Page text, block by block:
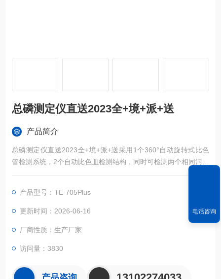
总磷测定仪直送2023全+境+派+送
产品简介
总磷测定仪直送2023全+境+派+送采用1个360°自动旋转式比色
管检测系统，2个自动比色皿检测结构，同时可检测两个相同污染
物的水样，双温区消解模块，独立温控，数字化集成系统，彩色
内置高容量锂电池。
产品型号：TE-705Plus
更新时间：2026-06-16
厂商性质：生产厂家
访问量：3830
电话咨询